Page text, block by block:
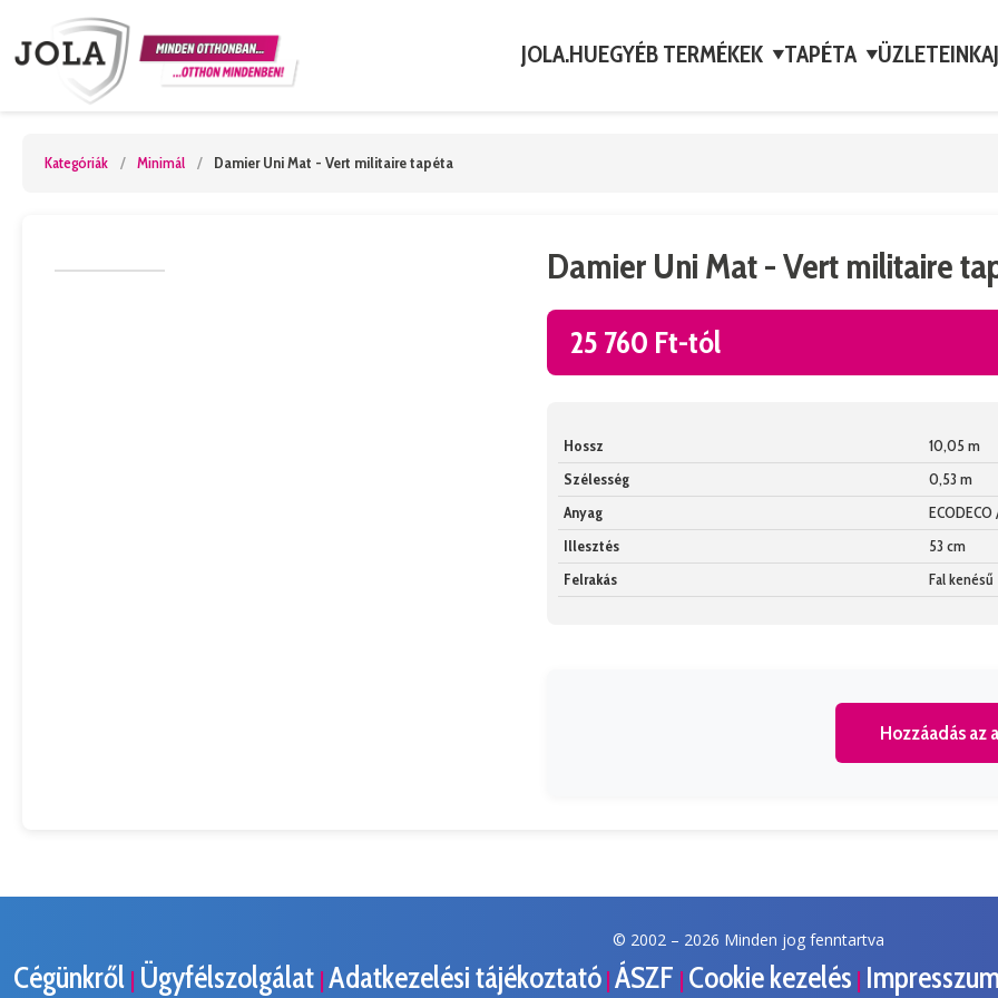
JOLA.HUEGYÉB TERMÉKEK ▼TAPÉTA ▼ÜZLETEINK
Kategóriák / Minimál / Damier Uni Mat - Vert militaire tapéta
Damier Uni Mat - Vert militaire
25 760 Ft-tól
Hossz
10,05 m
Szélesség
0,53 m
Anyag
Illesztés
53 cm
Felrakás
Fal kenésű
Hozzáadás az
© 2002 – 2026 Minden jog fenntartva
Cégünkről | Ügyfélszolgálat | Adatkezelési tájékoztató | ÁSZF | Cookie kezelés |